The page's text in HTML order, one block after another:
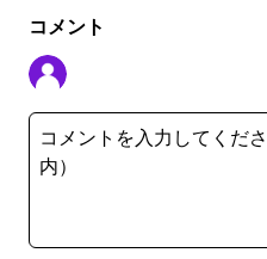
コメント